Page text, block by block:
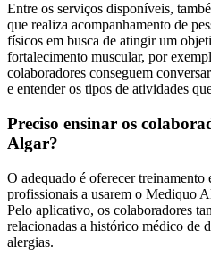
Entre os serviços disponíveis,
que realiza acompanhamento de
físicos em busca de atingir um
fortalecimento muscular, por
colaboradores conseguem
e entender os tipos de atividades
Preciso ensinar os
Algar?
O adequado é oferecer treinamento
profissionais a usarem o Mediquo
Pelo aplicativo, os colaboradores
relacionadas a histórico médico de
alergias.